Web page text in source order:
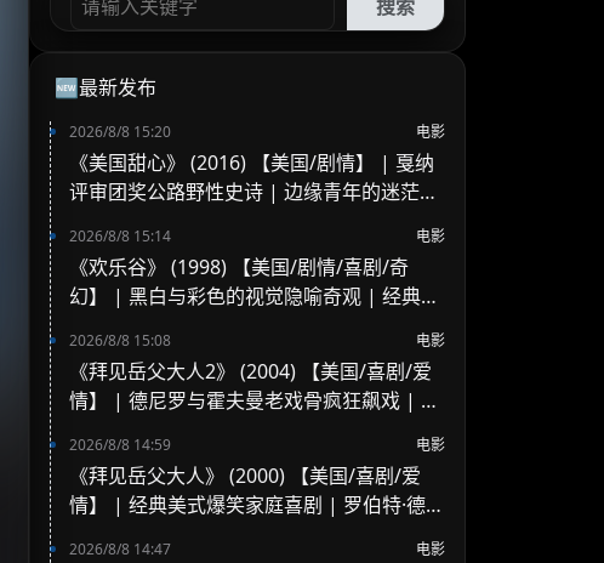
搜索
🆕最新发布
2026/8/8 15:20 电影
《美国甜心》 (2016) 【美国/剧情】 | 戛纳
评审团奖公路野性史诗 | 边缘青年的迷茫、
2026/8/8 15:14 电影
《欢乐谷》 (1998) 【美国/剧情/喜剧/奇
幻】 | 黑白与彩色的视觉隐喻奇观 | 经典反
2026/8/8 15:08 电影
《拜见岳父大人2》 (2004) 【美国/喜剧/爱
情】 | 德尼罗与霍夫曼老戏骨疯狂飙戏 | 经
2026/8/8 14:59 电影
《拜见岳父大人》 (2000) 【美国/喜剧/爱
情】 | 经典美式爆笑家庭喜剧 | 罗伯特·德尼
2026/8/8 14:47 电影